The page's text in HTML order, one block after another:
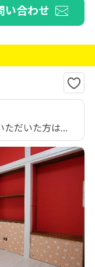
い合わせ
だいた方は...